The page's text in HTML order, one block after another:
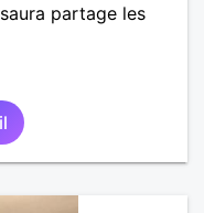
partage les